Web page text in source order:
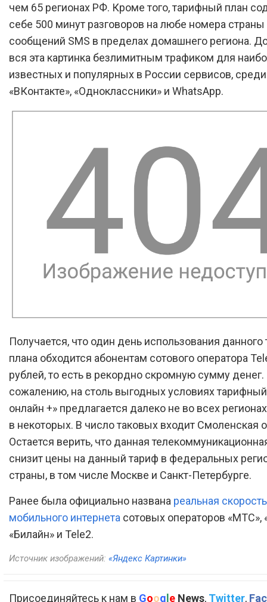
чем 65 регионах РФ. Кроме того, тарифный план
себе 500 минут разговоров на любе номера страны
сообщений SMS в пределах домашнего региона.
вся эта картинка безлимитным трафиком для
известных и популярных в России сервисов,
«ВКонтакте», «Одноклассники» и WhatsApp.
Получается, что один день использования данного
плана обходится абонентам сотового оператора
рублей, то есть в рекордно скромную сумму
сожалению, на столь выгодных условиях
онлайн +» предлагается далеко не во всех
в некоторых. В число таковых входит Смоленская
Остается верить, что данная
снизит цены на данный тариф в федеральных
страны, в том числе Москве и Санкт-Петербурге.
Ранее была официально названа реальная скорость
мобильного интернета сотовых операторов «МТС»,
«Билайн» и Tele2.
Источник изображений: «Яндекс Картинки»
Присоединяйтесь к нам в Google News, Twitter,